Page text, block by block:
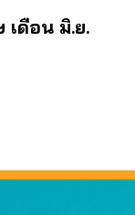
เดือน มิ.ย.